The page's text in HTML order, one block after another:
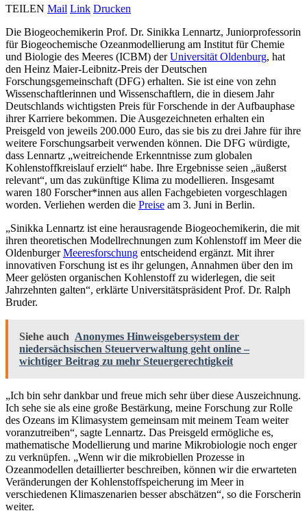
TEILEN Mail Link Drucken
Die Biogeochemikerin Prof. Dr. Sinikka Lennartz, Juniorprofessorin
für Biogeochemische Ozeanmodellierung am Institut für Chemie
und Biologie des Meeres (ICBM) derUniversität Oldenburg, hat
den Heinz Maier-Leibnitz-Preis der Deutschen
Forschungsgemeinschaft (DFG) erhalten. Sie ist eine von zehn
Wissenschaftlerinnen und Wissenschaftlern, die in diesem Jahr
Deutschlands wichtigsten Preis für Forschende in der Aufbauphase
ihrer Karriere bekommen. Die Ausgezeichneten erhalten ein
Preisgeld von jeweils 200.000 Euro, das sie bis zu drei Jahre für ihre
weitere Forschungsarbeit verwenden können. Die DFG würdigte,
dass Lennartz „weitreichende Erkenntnisse zum globalen
Kohlenstoffkreislauf erzielt“ habe. Ihre Ergebnisse seien „äußerst
relevant“, um das zukünftige Klima zu modellieren. Insgesamt
waren 180 Forscher*innen aus allen Fachgebieten vorgeschlagen
worden. Verliehen werden die Preise am 3. Juni in Berlin.
„Sinikka Lennartz ist eine herausragende Biogeochemikerin, die mit
ihren theoretischen Modellrechnungen zum Kohlenstoff im Meer die
OldenburgerMeeresforschung entscheidend ergänzt. Mit ihrer
innovativen Forschung ist es ihr gelungen, Annahmen über den im
Meer gelösten organischen Kohlenstoff zu widerlegen, die seit
Jahrzehnten galten“, erklärte Universitätspräsident Prof. Dr. Ralph
Bruder.
Siehe auch Anonymes Hinweisgebersystem der
niedersächsischen Steuerverwaltung geht online –
wichtiger Beitrag zu mehr Steuergerechtigkeit
„Ich bin sehr dankbar und freue mich sehr über diese Auszeichnung.
Ich sehe sie als eine große Bestärkung, meine Forschung zur Rolle
des Ozeans im Klimasystem gemeinsam mit meinem Team weiter
voranzutreiben“, sagte Lennartz. Das Preisgeld ermögliche es,
mathematische Modellierung und marine Mikrobiologie noch enger
zu verknüpfen. „Wenn wir die mikrobiellen Prozesse in
Ozeanmodellen detaillierter beschreiben, können wir die erwarteten
Veränderungen der Kohlenstoffspeicherung im Meer in
verschiedenen Klimaszenarien besser abschätzen“, so die Forscherin
weiter.